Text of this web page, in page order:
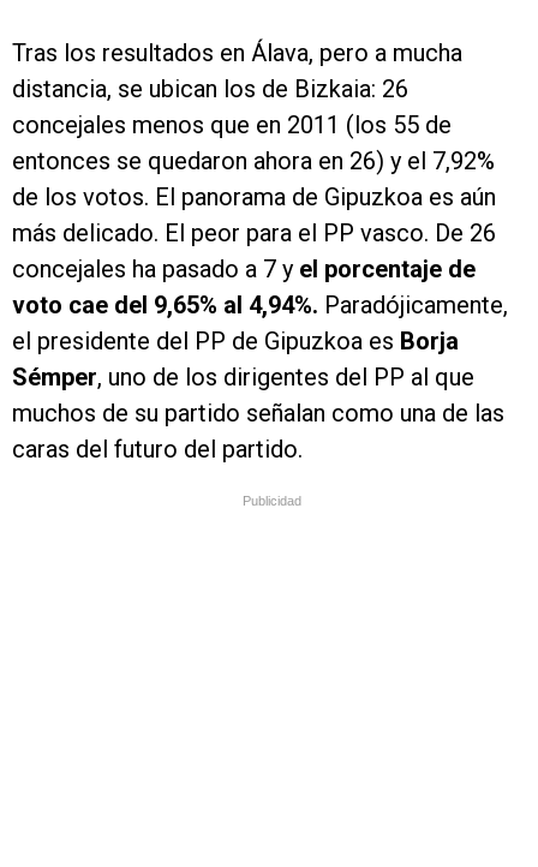
Tras los resultados en Álava, pero a mucha
distancia, se ubican los de Bizkaia: 26
concejales menos que en 2011 (los 55 de
entonces se quedaron ahora en 26) y el 7,92%
de los votos. El panorama de Gipuzkoa es aún
más delicado. El peor para el PP vasco. De 26
concejales ha pasado a 7 y el porcentaje de
voto cae del 9,65% al 4,94%. Paradójicamente,
el presidente del PP de Gipuzkoa es Borja
Sémper, uno de los dirigentes del PP al que
muchos de su partido señalan como una de las
caras del futuro del partido.
Publicidad